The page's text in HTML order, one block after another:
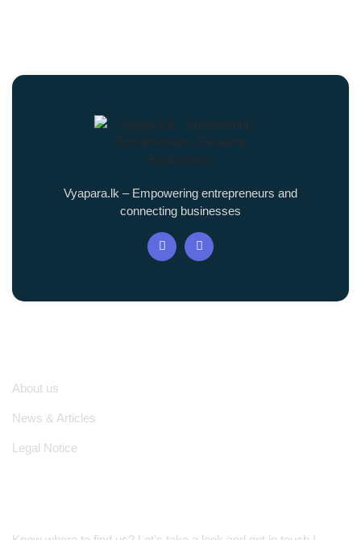
Vyapara.lk – Empowering entrepreneurs and
connecting businesses
About us
News & Articles
Legal Notice